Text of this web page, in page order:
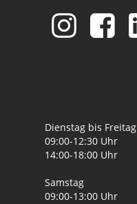
Dienstag bis Freitag
09:00-12:30 Uhr
14:00-18:00 Uhr
Samstag
09:00-13:00 Uhr